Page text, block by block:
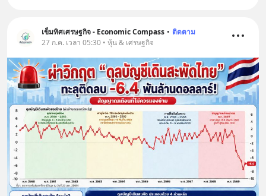
เข็มทิศเศรษฐกิจ - Economic Compass • ติดตาม
27 ก.ค. เวลา 05:30 • หุ้น & เศรษฐกิจ